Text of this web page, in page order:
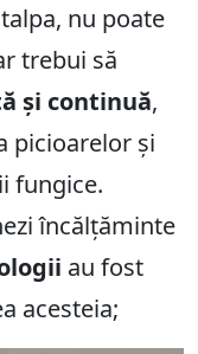
nu poate
trebui să
și continuă,
picioarelor și
fungice.
încălțăminte
au fost
acesteia;